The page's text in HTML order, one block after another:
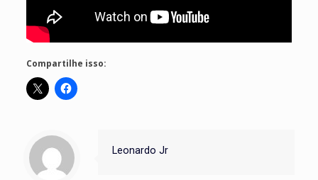
Compartilhe isso:
Leonardo Jr